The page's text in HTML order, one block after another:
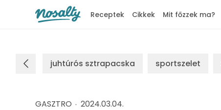
Receptek Cikkek Mit főzzek ma?
juhtúrós sztrapacska sportszelet
GASZTRO 2024.03.04.